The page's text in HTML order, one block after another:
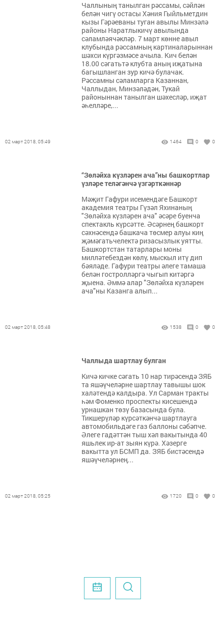
Чаллының танылган рәссамы, сәйлән
белән чигү остасы Хәния Гыйльметдин
кызы Гәрәеваны туган авылы Минзәлә
районы Наратлыкичү авылында
сәламләячәкләр. 7 март көнне авыл
клубында рәссамның картиналарыннан
шәхси күргәзмәсе ачыла. Кич белән
18.00 сәгатьтә клубта аның иҗатына
багышланган зур кичә булачак.
Рәссамны сәламларга Казаннан,
Чаллыдан, Минзәләдән, Тукай
районыннан танылган шәхесләр, иҗат
әһелләре,...
02 март 2018, 05:49 1464 0 0
“Зөләйха күзләрен ача”ны башкортлар
үзләре теләгәнчә үзгәрткәннәр
Мәҗит Гафури исемендәге Башкорт
академия театры Гүзәл Яхинаның
"Зөләйха күзләрен ача" әсәре буенча
спектакль күрсәтте. Әсәрнең башкорт
сәхнәсендә башкача төсмер алуы киң
җәмәгатьчелектә ризасызлык уятты.
Башкортстан татарлары моны
милләтебездән көлү, мыскыл итү дип
бәяләде. Гафури театры әлеге тамаша
белән гостролләргә чыгып китәргә
җыена. Әммә алар "Зөләйха күзләрен
ача"ны Казанга алып...
02 март 2018, 05:48 1538 0 0
Чаллыда шартлау булган
Кичә кичке сәгать 10 нар тирәсендә ЗЯБ
та яшәүчеләрне шартлау тавышы шок
халәтендә калдыра. Ул Сарман тракты
һәм Фоменко проспекты кисешендә
урнашкан төзү базасында була.
Тикшерүләр күрсәткәнчә шартлауга
автомобильдәге газ баллоны сәбәпче.
Әлеге гадәттән тыш хәл вакытында 40
яшьлек ир-ат зыян күрә. Хәзерге
вакытта ул БСМП да. ЗЯБ бистәсендә
яшәүчеләрнең...
02 март 2018, 05:25 1720 0 0